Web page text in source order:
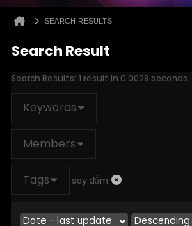
SEARCH RESULTS
Search Result
Search Results: 1 result in 0.0028 seconds.
Keywords
Members
Tags say đắm